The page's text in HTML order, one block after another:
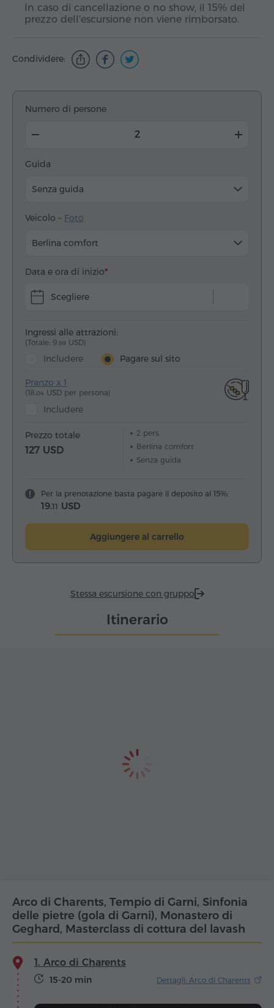
In caso di cancellazione o no show, il 15% del
prezzo dell'escursione non viene rimborsato.
Condividere:
Numero di persone
Guida
Senza guida
Veicolo – Foto
Berlina comfort
Data e ora di inizio
Scegliere
Ingressi alle attrazioni:
(Totale: 9.99 USD)
Includere Pagare sul sito
Pranzo x 1
(18.04 USD per persona)
Includere
Prezzo totale
127 USD
2pers.
Berlina comfort
Senza guida
Per la prenotazione basta pagare il deposito al 15%:
19.11 USD
Aggiungere al carrello
Stessa escursione con gruppo
Itinerario
Arco di Charents, Tempio di Garni, Sinfonia
delle pietre (gola di Garni), Monastero di
Geghard, Masterclass di cottura del lavash
1. Arco di Charents
15-20 min Dettagli: Arco di Charents